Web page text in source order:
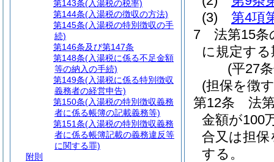
(3)
第4項
7
法第15条
に規定す
(平27
(担保を徴
第12条
法
金額が100
合又は担
する。
第143条(入湯税の税率)
第144条(入湯税の徴収の方法)
第145条(入湯税の特別徴収の手
続)
第146条及び第147条
第148条(入湯税に係る不足金額
等の納入の手続)
第149条(入湯税に係る特別徴収
義務者の経営申告)
第150条(入湯税の特別徴収義務
者に係る帳簿の記載義務等)
第151条(入湯税の特別徴収義務
者に係る帳簿記載の義務違反等
に関する罪)
附則